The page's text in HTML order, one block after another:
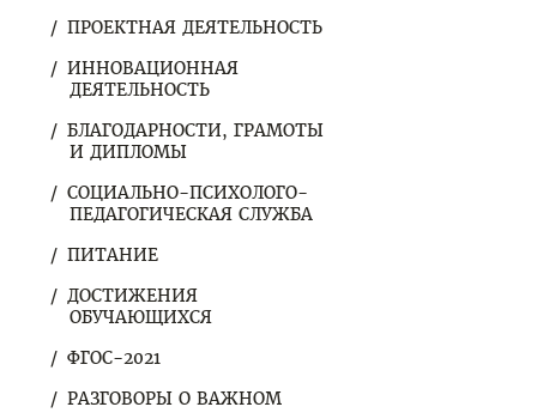
ПРОЕКТНАЯ ДЕЯТЕЛЬНОСТЬ
ИННОВАЦИОННАЯ
ДЕЯТЕЛЬНОСТЬ
БЛАГОДАРНОСТИ, ГРАМОТЫ
И ДИПЛОМЫ
СОЦИАЛЬНО-ПСИХОЛОГО-
ПЕДАГОГИЧЕСКАЯ СЛУЖБА
ПИТАНИЕ
ДОСТИЖЕНИЯ
ОБУЧАЮЩИХСЯ
ФГОС-2021
РАЗГОВОРЫ О ВАЖНОМ